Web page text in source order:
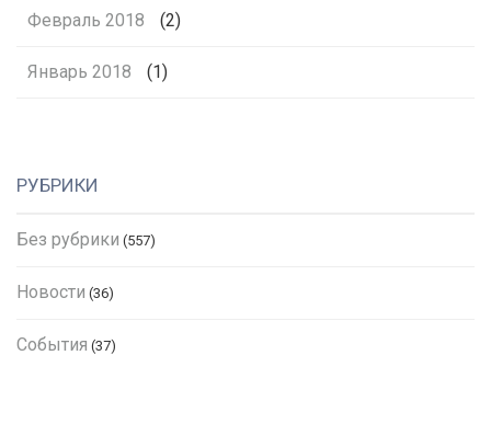
Февраль 2018 (2)
Январь 2018 (1)
РУБРИКИ
Без рубрики (557)
Новости (36)
События (37)